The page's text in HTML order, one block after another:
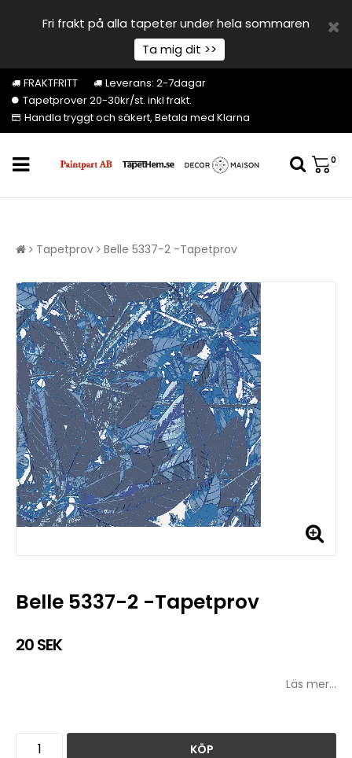
Fri frakt på alla tapeter under hela sommaren
Ta mig dit >>
FRAKTFRITT
Leverans: 2-7dagar
Tapetprover 20-30kr/st. inkl frakt.
Handla tryggt och säkert, Betala med Klarna
0
Tapetprov Belle 5337-2 -Tapetprov
Belle 5337-2 -Tapetprov
20 SEK
Läs mer...
KÖP